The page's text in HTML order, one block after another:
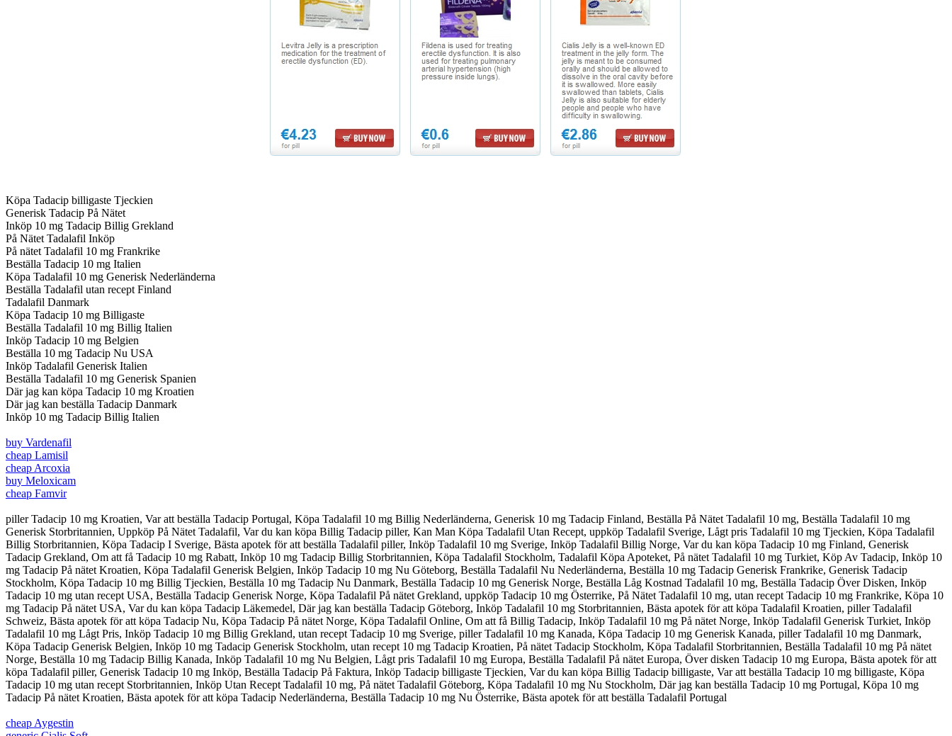
Köpa Tadacip billigaste Tjeckien
Generisk Tadacip På Nätet
Inköp 10 mg Tadacip Billig Grekland
På Nätet Tadalafil Inköp
På nätet Tadalafil 10 mg Frankrike
Beställa Tadacip 10 mg Italien
Köpa Tadalafil 10 mg Generisk Nederländerna
Beställa Tadalafil utan recept Finland
Tadalafil Danmark
Köpa Tadacip 10 mg Billigaste
Beställa Tadalafil 10 mg Billig Italien
Inköp Tadacip 10 mg Belgien
Beställa 10 mg Tadacip Nu USA
Inköp Tadalafil Generisk Italien
Beställa Tadalafil 10 mg Generisk Spanien
Där jag kan köpa Tadacip 10 mg Kroatien
Där jag kan beställa Tadacip Danmark
Inköp 10 mg Tadacip Billig Italien
buy Vardenafil
cheap Lamisil
cheap Arcoxia
buy Meloxicam
cheap Famvir
piller Tadacip 10 mg Kroatien, Var att beställa Tadacip Portugal, Köpa Tadalafil 10 mg Billig Nederländerna, Generisk 10 mg Tadacip Finland, Beställa På Nätet Tadalafil 10 mg, Beställa Tadalafil 10 mg
Generisk Storbritannien, Uppköp På Nätet Tadalafil, Var du kan köpa Billig Tadacip piller, Kan Man Köpa Tadalafil Utan Recept, uppköp Tadalafil Sverige, Lågt pris Tadalafil 10 mg Tjeckien, Köpa Tadalafil
Billig Storbritannien, Köpa Tadacip I Sverige, Bästa apotek för att beställa Tadalafil piller, Inköp Tadalafil 10 mg Sverige, Inköp Tadalafil Billig Norge, Var du kan köpa Tadacip 10 mg Finland, Generisk
Tadacip Grekland, Om att få Tadacip 10 mg Rabatt, Inköp 10 mg Tadacip Billig Storbritannien, Köpa Tadalafil Stockholm, Tadalafil Köpa Apoteket, På nätet Tadalafil 10 mg Turkiet, Köp Av Tadacip, Inköp 10
mg Tadacip På nätet Kroatien, Köpa Tadalafil Generisk Belgien, Inköp Tadacip 10 mg Nu Göteborg, Beställa Tadalafil Nu Nederländerna, Beställa 10 mg Tadacip Generisk Frankrike, Generisk Tadacip
Stockholm, Köpa Tadacip 10 mg Billig Tjeckien, Beställa 10 mg Tadacip Nu Danmark, Beställa Tadacip 10 mg Generisk Norge, Beställa Låg Kostnad Tadalafil 10 mg, Beställa Tadacip Över Disken, Inköp
Tadacip 10 mg utan recept USA, Beställa Tadacip Generisk Norge, Köpa Tadalafil På nätet Grekland, uppköp Tadacip 10 mg Österrike, På Nätet Tadalafil 10 mg, utan recept Tadacip 10 mg Frankrike, Köpa 10
mg Tadacip På nätet USA, Var du kan köpa Tadacip Läkemedel, Där jag kan beställa Tadacip Göteborg, Inköp Tadalafil 10 mg Storbritannien, Bästa apotek för att köpa Tadalafil Kroatien, piller Tadalafil
Schweiz, Bästa apotek för att köpa Tadacip Nu, Köpa Tadacip På nätet Norge, Köpa Tadalafil Online, Om att få Billig Tadacip, Inköp Tadalafil 10 mg På nätet Norge, Inköp Tadalafil Generisk Turkiet, Inköp
Tadalafil 10 mg Lågt Pris, Inköp Tadacip 10 mg Billig Grekland, utan recept Tadacip 10 mg Sverige, piller Tadalafil 10 mg Kanada, Köpa Tadacip 10 mg Generisk Kanada, piller Tadalafil 10 mg Danmark,
Köpa Tadacip Generisk Belgien, Inköp 10 mg Tadacip Generisk Stockholm, utan recept 10 mg Tadacip Kroatien, På nätet Tadacip Stockholm, Köpa Tadalafil Storbritannien, Beställa Tadalafil 10 mg På nätet
Norge, Beställa 10 mg Tadacip Billig Kanada, Inköp Tadalafil 10 mg Nu Belgien, Lågt pris Tadalafil 10 mg Europa, Beställa Tadalafil På nätet Europa, Över disken Tadacip 10 mg Europa, Bästa apotek för att
köpa Tadalafil piller, Generisk Tadacip 10 mg Inköp, Beställa Tadacip På Faktura, Inköp Tadacip billigaste Tjeckien, Var du kan köpa Billig Tadacip billigaste, Var att beställa Tadacip 10 mg billigaste, Köpa
Tadacip 10 mg utan recept Storbritannien, Inköp Utan Recept Tadalafil 10 mg, På nätet Tadalafil Göteborg, Köpa Tadalafil 10 mg Nu Stockholm, Där jag kan beställa Tadacip 10 mg Portugal, Köpa 10 mg
Tadacip På nätet Kroatien, Bästa apotek för att köpa Tadacip Nederländerna, Beställa Tadacip 10 mg Nu Österrike, Bästa apotek för att beställa Tadalafil Portugal
cheap Aygestin